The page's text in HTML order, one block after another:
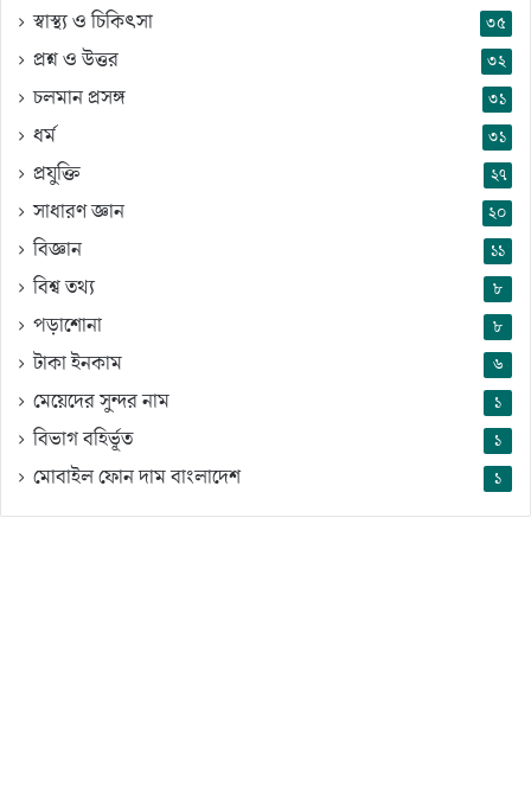
স্বাস্থ্য ও চিকিৎসা ৩৫
প্রশ্ন ও উত্তর ৩২
চলমান প্রসঙ্গ ৩১
ধর্ম ৩১
প্রযুক্তি ২৭
সাধারণ জ্ঞান ২০
বিজ্ঞান ১১
বিশ্ব তথ্য ৮
পড়াশোনা ৮
টাকা ইনকাম ৬
মেয়েদের সুন্দর নাম ১
বিভাগ বহির্ভূত ১
মোবাইল ফোন দাম বাংলাদেশ ১